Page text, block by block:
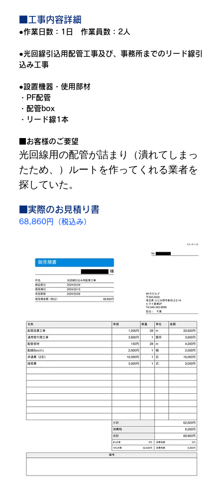
■工事内容詳細
●作業日数：1日　作業員数：2人
●光回線引込用配管工事及び、事務所までのリード線引
込み工事
●設置機器・使用部材
・PF配管
・配管box
・リード線1本
■お客様のご要望
光回線用の配管が詰まり（潰れてしまっ
たため、）ルートを作ってくれる業者を
探していた。
■実際のお見積り書
68,860円（税込み）